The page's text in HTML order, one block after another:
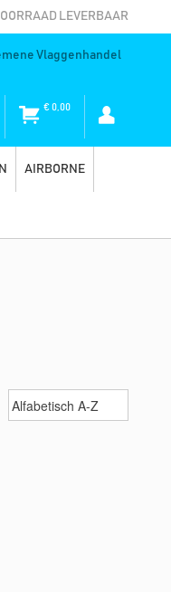
LEVERBAAR
Vlaggenhandel
€0,00
AIRBORNE